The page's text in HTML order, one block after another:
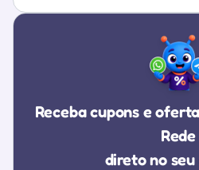
Receba cupons e
Rede
direto no